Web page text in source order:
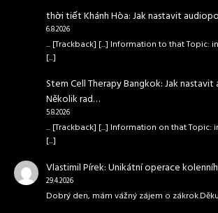
thời tiết Khánh Hòa:Jak nastavit
6.8.2026
... [Trackback] [...] Information to that Topic:
[...]
Stem Cell Therapy Bangkok:Jak nastavit
Několik rad…
5.8.2026
... [Trackback] [...] Information on that Topic:
[...]
Vlastimil Pírek:Unikátní operace
29.4.2026
Dobrý den, mám vážný zájem o